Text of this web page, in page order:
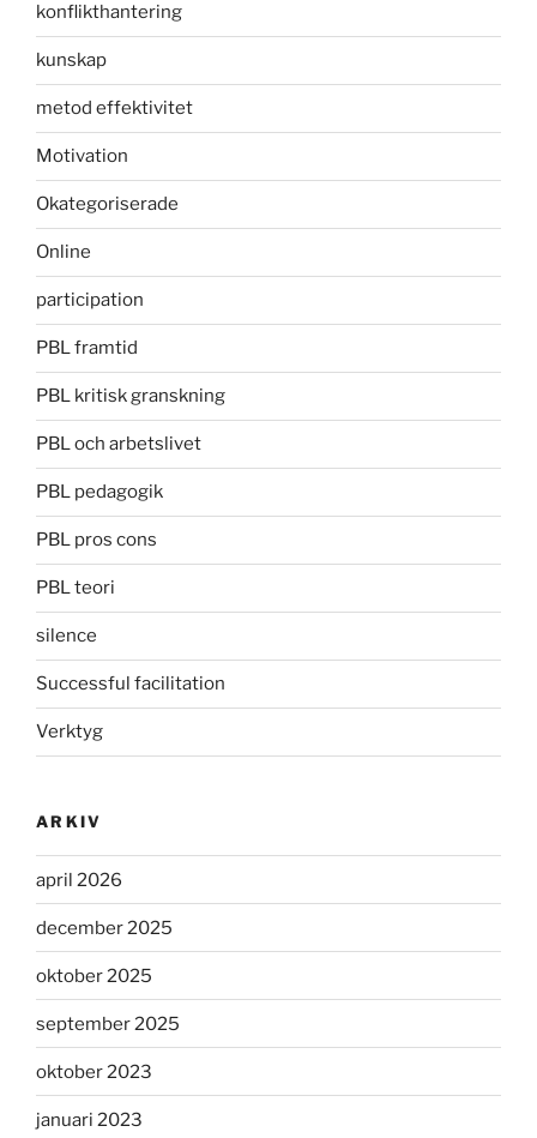
konflikthantering
kunskap
metod effektivitet
Motivation
Okategoriserade
Online
participation
PBL framtid
PBL kritisk granskning
PBL och arbetslivet
PBL pedagogik
PBL pros cons
PBL teori
silence
Successful facilitation
Verktyg
ARKIV
april 2026
december 2025
oktober 2025
september 2025
oktober 2023
januari 2023